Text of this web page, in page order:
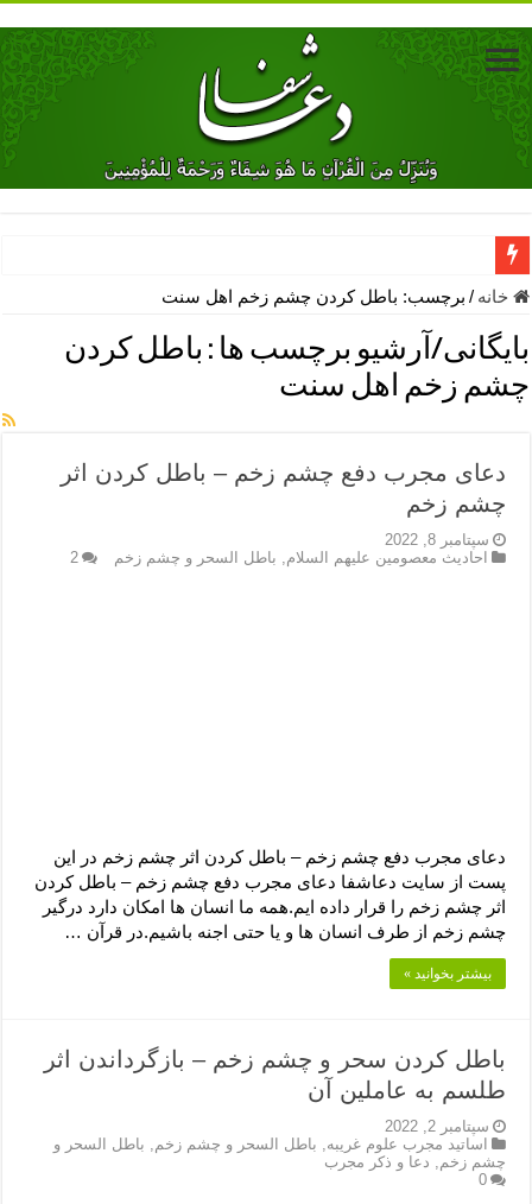
دعای جلب محبت فوری معشوق – دعای جلب محبت شوهر
دعای مشکل گشا برای رفع فقر – ذکرهای روزی‌ بخش
معجزات دعای یا من اظهر الجمیل – دعای یا من اظهر الجمیل برای
مهم ترین اذکار الهی و فضیلت آن ها – ذکر مخصوص مستجاب الدعوه
نماز حاجت برای کار گشایی- دعای رفع مشکلات و طلب حاجت
دعای رفع فقر و طلب رزق و روزی – آیه‌ جلب ثروت و برکت مال
خانه / برچسب: باطل كردن چشم زخم اهل سنت
بایگانی/آرشیو برچسب ها : باطل كردن
چشم زخم اهل سنت
دعای مجرب دفع چشم زخم – باطل کردن اثر
چشم زخم
سپتامبر 8, 2022
احادیث معصومین علیهم السلام
باطل السحر و چشم زخم 2
دعای مجرب دفع چشم زخم – باطل کردن اثر چشم زخم در این
پست از سایت دعاشفا دعای مجرب دفع چشم زخم – باطل کردن
اثر چشم زخم را قرار داده ایم.همه ما انسان ها امکان دارد درگیر
چشم زخم از طرف انسان ها و یا حتی اجنه باشیم.در قرآن …
بیشتر بخوانید »
باطل کردن سحر و چشم زخم – بازگرداندن اثر
طلسم به عاملین آن
سپتامبر 2, 2022
اساتید مجرب علوم غریبه, باطل السحر و چشم زخم, باطل السحر و
چشم زخم, دعا و ذکر مجرب
0